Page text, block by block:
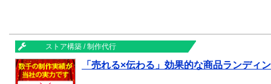
ストア構築 / 制作代行
「売れる×伝わる」効果的な商品ランディ